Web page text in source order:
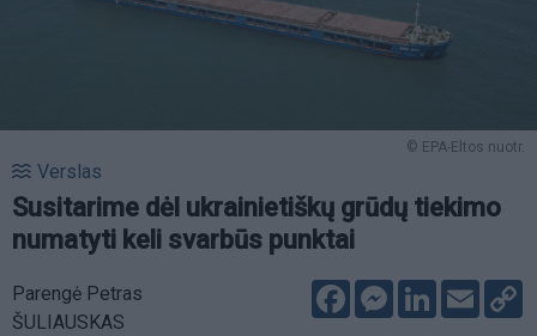
© EPA-Eltos nuotr.
Verslas
Susitarime dėl ukrainietiškų grūdų tiekimo
numatyti keli svarbūs punktai
Parengė Petras
ŠULIAUSKAS
FacebookMessenger
LinkedIn
Email